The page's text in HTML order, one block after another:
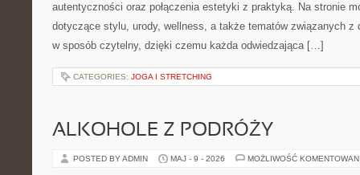
autentyczności oraz połączenia estetyki z praktyką. Na stronie
dotyczące stylu, urody, wellness, a także tematów związanych z
w sposób czytelny, dzięki czemu każda odwiedzająca […]
CATEGORIES: JOGA I STRETCHING
ALKOHOLE Z PODRÓŻY
POSTED BY ADMIN MAJ - 9 - 2026 MOŻLIWOŚĆ